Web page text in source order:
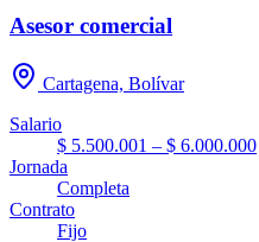
Asesor comercial
Cartagena, Bolívar
Salario
$ 5.500.001 – $ 6.000.000
Jornada
Completa
Contrato
Fijo